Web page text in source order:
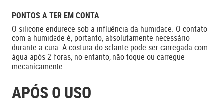
PONTOS A TER EM CONTA
O silicone endurece sob a influência da humidade. O contato
com a humidade é, portanto, absolutamente necessário
durante a cura. A costura do selante pode ser carregada com
água após 2 horas, no entanto, não toque ou carregue
mecanicamente.
APÓS O USO